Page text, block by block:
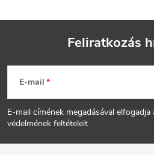
L
á
b
Feliratkozás
E-mail
E-mail címének megadásával
védelmének feltételeit